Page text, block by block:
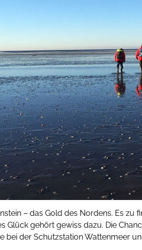
– das Gold des Nordens. Es
Glück gehört gewiss dazu. Die
bei der Schutzstation Wattenmeer